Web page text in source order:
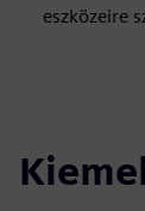
eszközeire